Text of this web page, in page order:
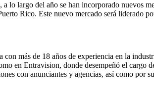
a lo largo del año se han incorporado nuevos
Rico. Este nuevo mercado será liderado
con más de 18 años de experiencia en la
en Entravision, donde desempeñó el cargo
con anunciantes y agencias, así como por